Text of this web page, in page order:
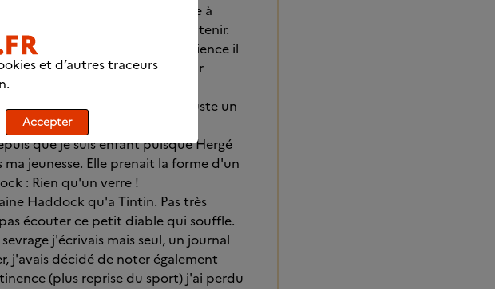
seulement maintenant grâce à
pris je vais tenir, NOUS allons tenir.
et vous le savez par expérience il
temps de l'envie et tout finit par
qui te dis à l'oreille : Vas-y, juste un
que je suis enfant puisque Hergé
jeunesse. Elle prenait la forme d'un
: Rien qu'un verre !
Haddock qu'a Tintin. Pas très
écouter ce petit diable qui souffle.
j'écrivais mais seul, un journal
j'avais décidé de noter également
(plus reprise du sport) j'ai perdu
et d’autres traceurs
Accepter